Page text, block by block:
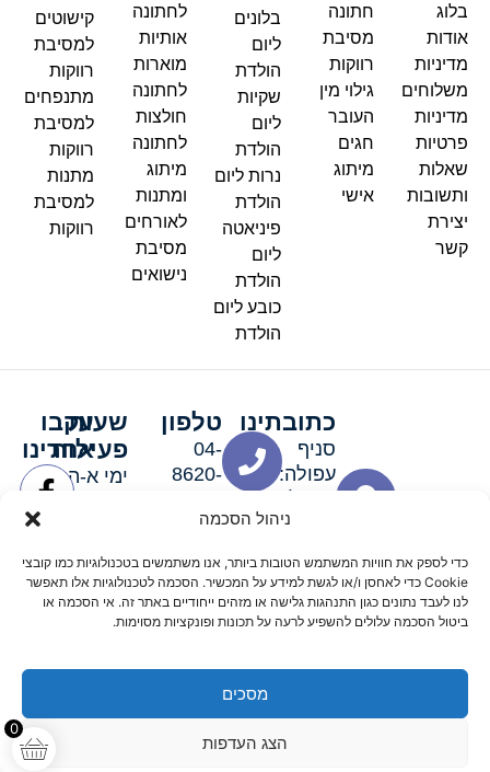
ניהול הסכמה
כדי לספק את חוויות המשתמש הטובות ביותר, אנו משתמשים בטכנולוגיות כמו קובצי
Cookie כדי לאחסן ו/או לגשת למידע על המכשיר. הסכמה לטכנולוגיות אלו תאפשר
לנו לעבד נתונים כגון התנהגות גלישה או מזהים ייחודיים באתר זה. אי הסכמה או
ביטול הסכמה עלולים להשפיע לרעה על תכונות ופונקציות מסוימות.
מסכים
הצג העדפות
0
בלוג
אודות
מדיניות
משלוחים
מדיניות
פרטיות
שאלות
ותשובות
יצירת
קשר
חתונה
מסיבת
רווקות
גילוי מין
העובר
חגים
מיתוג
אישי
בלונים
ליום
הולדת
שקיות
ליום
הולדת
נרות ליום
הולדת
פיניאטה
ליום
הולדת
כובע ליום
הולדת
לחתונה
אותיות
מוארות
לחתונה
חולצות
לחתונה
מיתוג
ומתנות
לאורחים
מסיבת
נישואים
קישוטים
למסיבת
רווקות
מתנפחים
למסיבת
רווקות
מתנות
למסיבת
רווקות
כתובתינו
סניף
עפולה:
סניף מגדל
האלה 19
טלפון
04-
8620-
שעות
פעילות
ימי א-ה:
ימי שישי
וערבי חג:
8:30-
15:00
עקבו
אחרינו
תקנון אתרשלום דיגיטל קידום אורגני מקצועי